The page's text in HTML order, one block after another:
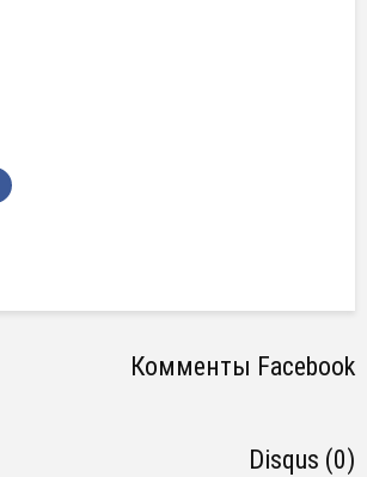
Комменты Facebook
Disqus (0)